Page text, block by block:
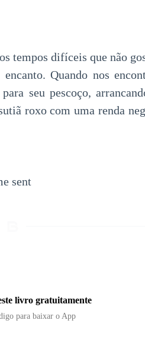
tempos difíceis que não
Quando nos
seu pescoço,
roxo com uma renda
sent
livro gratuitamente
para baixar o App